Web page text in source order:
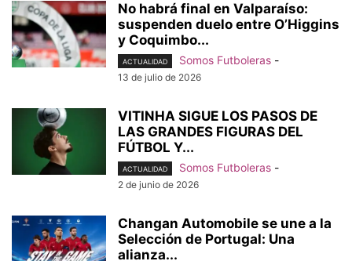
No habrá final en Valparaíso:
suspenden duelo entre O’Higgins
y Coquimbo...
ACTUALIDAD Somos Futboleras -
13 de julio de 2026
VITINHA SIGUE LOS PASOS DE
LAS GRANDES FIGURAS DEL
FÚTBOL Y...
ACTUALIDAD Somos Futboleras -
2 de junio de 2026
Changan Automobile se une a la
Selección de Portugal: Una
alianza...